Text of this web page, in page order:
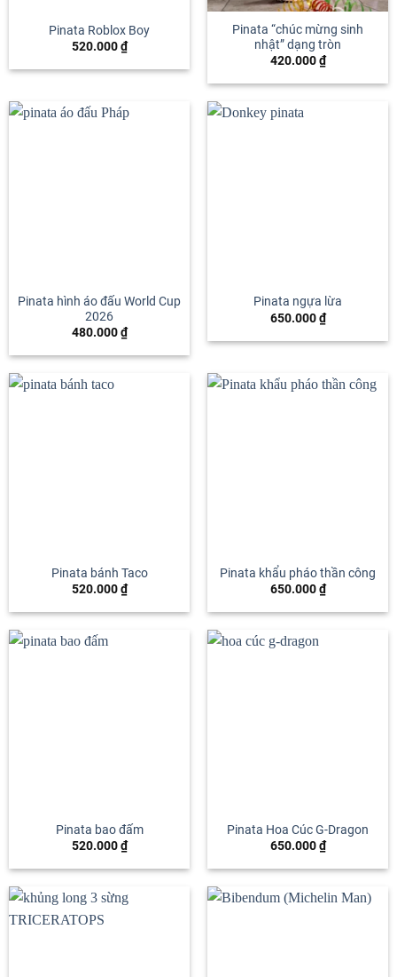
Pinata Roblox Boy
520.000₫
Pinata “chúc mừng sinh
nhật” dạng tròn
420.000₫
Pinata hình áo đấu World Cup
2026
480.000₫
Pinata ngựa lừa
650.000₫
Pinata bánh Taco
520.000₫
Pinata khẩu pháo thần công
650.000₫
Pinata bao đấm
520.000₫
Pinata Hoa Cúc G-Dragon
650.000₫